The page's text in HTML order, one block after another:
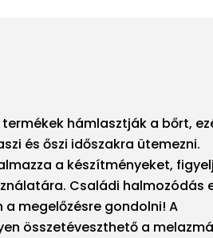
hámlasztják a bőrt,
és őszi időszakra ütemezni.
a készítményeket,
Családi halmozódás
megelőzésre gondolni! A
összetéveszthető a